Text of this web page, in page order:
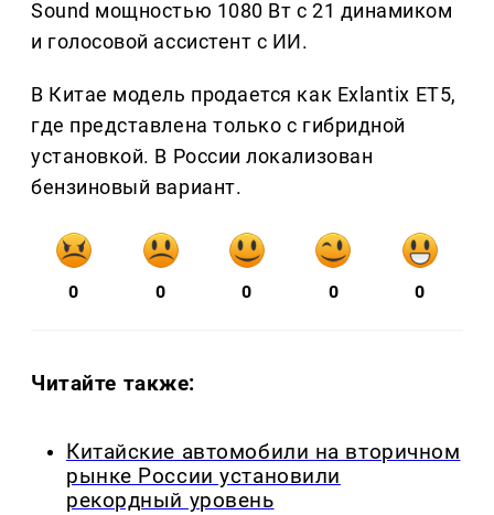
Sound мощностью 1080 Вт с 21 динамиком
и голосовой ассистент с ИИ.
В Китае модель продается как Exlantix ET5,
где представлена только с гибридной
установкой. В России локализован
бензиновый вариант.
0 0 0 0 0
Читайте также:
Китайские автомобили на вторичном
рынке России установили
рекордный уровень